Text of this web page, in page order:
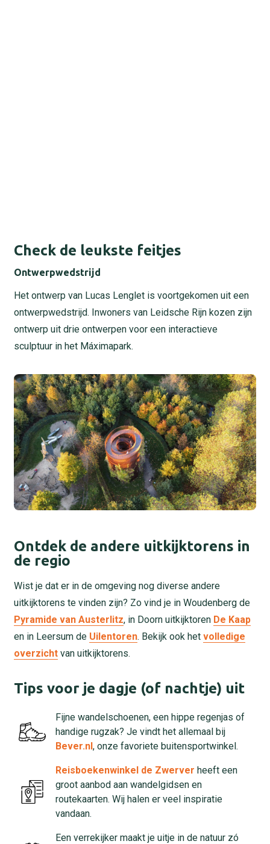
Check de leukste feitjes
Ontwerpwedstrijd
Het ontwerp van Lucas Lenglet is voortgekomen uit een
ontwerpwedstrijd. Inwoners van Leidsche Rijn kozen zijn
ontwerp uit drie ontwerpen voor een interactieve
sculptuur in het Máximapark.
Ontdek de andere uitkijktorens in
de regio
Wist je dat er in de omgeving nog diverse andere
uitkijktorens te vinden zijn? Zo vind je in Woudenberg de
Pyramide van Austerlitz, in Doorn uitkijktoren De Kaap
en in Leersum de Uilentoren. Bekijk ook het volledige
overzicht van uitkijktorens.
Tips voor je dagje (of nachtje) uit
Fijne wandelschoenen, een hippe regenjas of
handige rugzak? Je vindt het allemaal bij
Bever.nl, onze favoriete buitensportwinkel.
Reisboekenwinkel de Zwerver heeft een
groot aanbod aan wandelgidsen en
routekaarten. Wij halen er veel inspiratie
vandaan.
Een verrekijker maakt je uitje in de natuur zó